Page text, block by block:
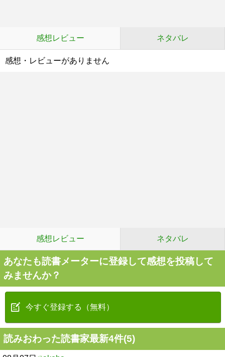
感想レビュー ネタバレ
感想・レビューがありません
感想レビュー ネタバレ
あなたも読書メーターに登録して感想を投稿して
みませんか？
今すぐ登録する（無料）
読みおわった読書家最新4件(5)